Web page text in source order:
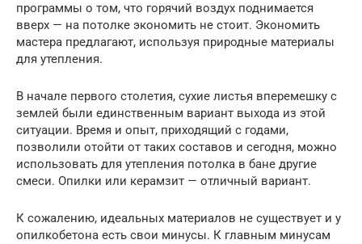
программы о том, что горячий воздух поднимается
вверх — на потолке экономить не стоит. Экономить
мастера предлагают, используя природные материалы
для утепления.
В начале первого столетия, сухие листья вперемешку с
землей были единственным вариант выхода из этой
ситуации. Время и опыт, приходящий с годами,
позволили отойти от таких составов и сегодня, можно
использовать для утепления потолка в бане другие
смеси. Опилки или керамзит — отличный вариант.
К сожалению, идеальных материалов не существует и у
опилкобетона есть свои минусы. К главным минусам